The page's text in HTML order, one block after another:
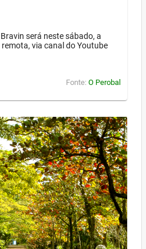
será neste sábado, a
via canal do Youtube
Fonte: O Perobal